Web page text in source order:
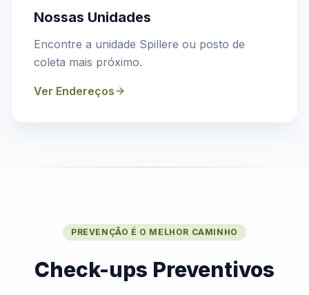
Nossas Unidades
Encontre a unidade Spillere ou posto de
coleta mais próximo.
Ver Endereços
PREVENÇÃO É O MELHOR CAMINHO
Check-ups Preventivos